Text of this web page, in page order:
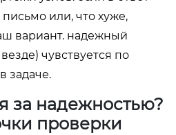
или, что хуже,
вариант. надежный
чувствуется по
задаче.
за надежностью?
проверки